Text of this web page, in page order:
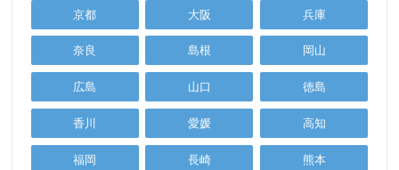
京都 大阪 兵庫
奈良 島根 岡山
広島 山口 徳島
香川 愛媛 高知
福岡 長崎 熊本